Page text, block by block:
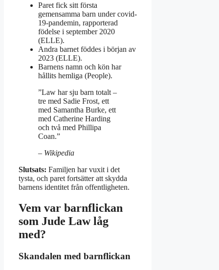
Paret fick sitt första
gemensamma barn under covid-
19-pandemin, rapporterad
födelse i september 2020
(ELLE).
Andra barnet föddes i början av
2023 (ELLE).
Barnens namn och kön har
hållits hemliga (People).
”Law har sju barn totalt –
tre med Sadie Frost, ett
med Samantha Burke, ett
med Catherine Harding
och två med Phillipa
Coan.”
– Wikipedia
Slutsats: Familjen har vuxit i det
tysta, och paret fortsätter att skydda
barnens identitet från offentligheten.
Vem var barnflickan
som Jude Law låg
med?
Skandalen med barnflickan